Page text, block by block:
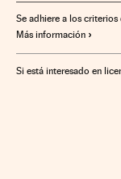
Se adhiere a los criterios
Más información
Si está interesado en